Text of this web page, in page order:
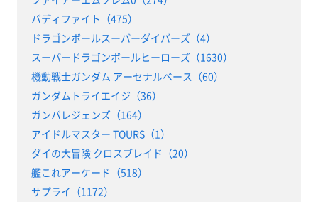
バディファイト（475）
ドラゴンボールスーパーダイバーズ（4）
スーパードラゴンボールヒーローズ（1630）
機動戦士ガンダム アーセナルベース（60）
ガンダムトライエイジ（36）
ガンバレジェンズ（164）
アイドルマスター TOURS（1）
ダイの大冒険 クロスブレイド（20）
艦これアーケード（518）
サプライ（1172）